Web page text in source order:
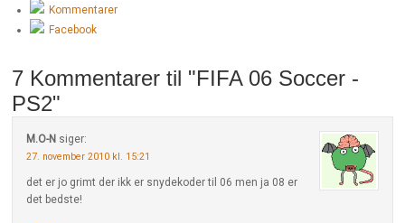
Kommentarer
Facebook
7 Kommentarer til "FIFA 06 Soccer -
PS2"
M.O-N siger:
27. november 2010 kl. 15:21
det er jo grimt der ikk er snydekoder til 06 men ja 08 er
det bedste!